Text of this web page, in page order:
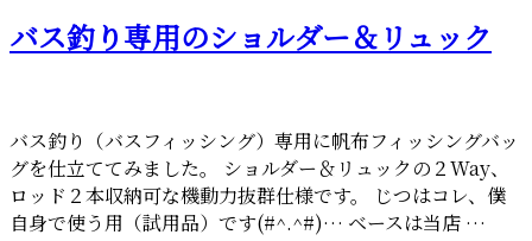
を
み
ま
し
た”
日:
バス釣り専用のショルダー＆リュック
バス釣り（バスフィッシング）専用に帆布フィッシングバッ
グを仕立ててみました。 ショルダー＆リュックの２Way、
ロッド２本収納可な機動力抜群仕様です。 じつはコレ、僕
自身で使う用（試用品）です(#^.^#)… ベースは当店 …